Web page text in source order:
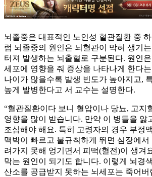
뇌졸중은 대표적인 노인성 혈관질환 중
럼 뇌졸중의 원인은 뇌혈관이 막혀 생기
터져 발생하는 뇌출혈로 구분된다. 원인
세포에 영향을 줘 증상을 나타나게 한다
나이가 많을수록 발생 빈도가 높아지고,
높게 발병한다고 서 교수는 설명한다.
“혈관질환이다 보니 혈압이나 당뇨, 고지
영향을 많이 받습니다. 만약 이 병들을 앓
조심해야 해요. 특히 고령자의 경우 부정
맥박이 빠르고 불규칙하게 뛰면 심장에서
려가지 못해 엉기면서 피떡(혈전)이 생겨
막는 원인이 되기도 합니다. 이렇게 뇌경
산소를 공급받지 못하는 뇌세포는 죽어버